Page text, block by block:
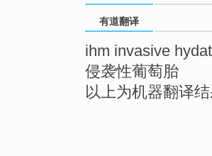
有道翻译
ihm invasive
侵袭性葡萄胎
以上为机器翻译